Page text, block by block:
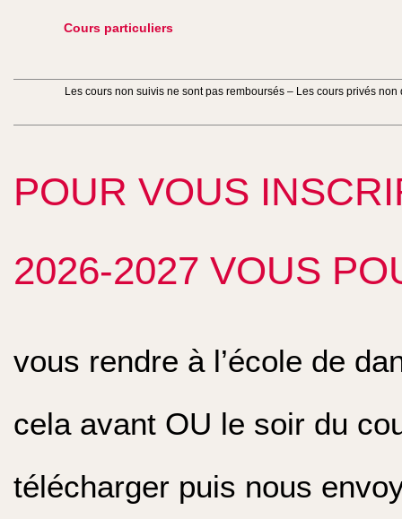
Cours particuliers
Les cours non suivis ne sont pas remboursés – Les cours privés
POUR VOUS
2026-2027 VOUS
vous rendre à l’école de
cela avant OU le soir du
télécharger puis nous